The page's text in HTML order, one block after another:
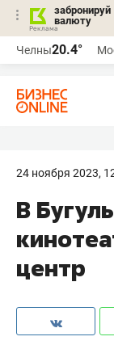
забронируй
валюту
Челны20.4°
24 ноября 2023,
В
центр